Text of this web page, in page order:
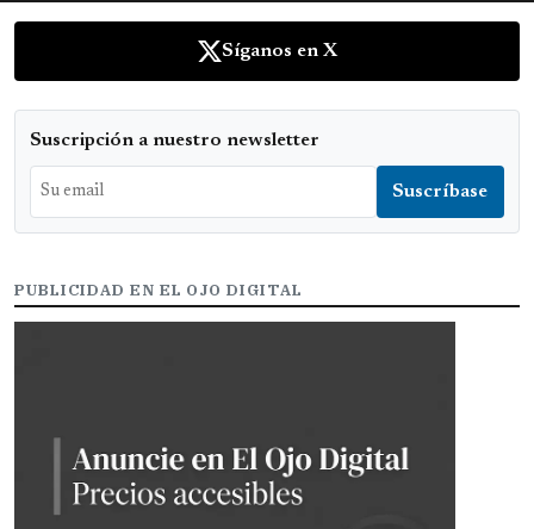
Síganos en X
Suscripción a nuestro newsletter
PUBLICIDAD EN EL OJO DIGITAL